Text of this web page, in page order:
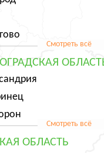
Смотреть всё
Смотреть всё
ОБЛАСТЬ